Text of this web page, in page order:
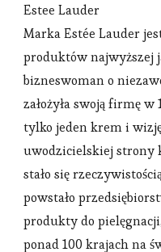
Estee Lauder
Marka Estée Lauder
produktów najwyższej
bizneswoman o
założyła swoją firmę
tylko jeden krem i
uwodzicielskiej strony
stało się
powstało
produkty do
ponad 100 krajach na